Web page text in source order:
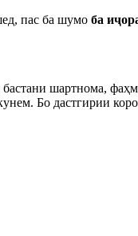
пас ба шумо ба
шартнома,
Бо дастгирии